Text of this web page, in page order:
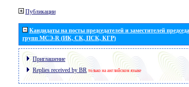
Публикации
Кандидаты на посты председателей и заместителей
групп МСЭ-R (ИК, СК, ПСК, КГР)
Приглашение
Replies received by BR только на английском языке